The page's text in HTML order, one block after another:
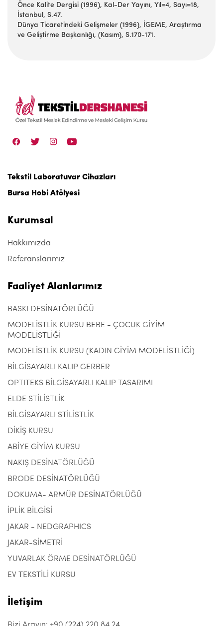
Önce Kalite Dergisi (1996), Kal-Der Yayını, Yıl=4, Sayı=18,
İstanbul, S.47.
Dünya Ticaretindeki Gelişmeler (1996), İGEME, Araştırma
ve Geliştirme Başkanlığı, (Kasım), S.170-171.
Tekstil Laboratuvar Cihazları
Bursa Hobi Atölyesi
Kurumsal
Hakkımızda
Referanslarımız
Faaliyet Alanlarımız
BASKI DESİNATÖRLÜĞÜ
MODELİSTLİK KURSU BEBE - ÇOCUK GİYİM
MODELİSTLİĞİ
MODELİSTLİK KURSU (KADIN GİYİM MODELİSTLİĞİ)
BİLGİSAYARLI KALIP GERBER
OPTITEKS BİLGİSAYARLI KALIP TASARIMI
ELDE STİLİSTLİK
BİLGİSAYARLI STİLİSTLİK
DİKİŞ KURSU
ABİYE GİYİM KURSU
NAKIŞ DESİNATÖRLÜĞÜ
BRODE DESİNATÖRLÜĞÜ
DOKUMA- ARMÜR DESİNATÖRLÜĞÜ
İPLİK BİLGİSİ
JAKAR - NEDGRAPHICS
JAKAR-SİMETRİ
YUVARLAK ÖRME DESİNATÖRLÜĞÜ
EV TEKSTİLİ KURSU
İletişim